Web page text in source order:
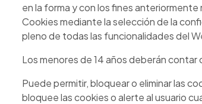
en la forma y con los fines
Cookies mediante la selección de la
pleno de todas las funcionalidades del
Los menores de 14 años deberán
Puede permitir, bloquear o eliminar las
bloquee las cookies o alerte al usuario